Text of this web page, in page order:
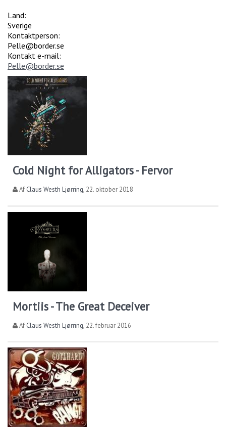
Land:
Sverige
Kontaktperson:
Pelle@border.se
Kontakt e-mail:
Pelle@border.se
Cold Night for Alligators - Fervor
Af Claus Westh Ljørring, 22. oktober 2018
Mortiis - The Great Deceiver
Af Claus Westh Ljørring, 22. februar 2016